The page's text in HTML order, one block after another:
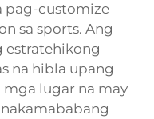
pag-customize
sa sports. Ang
estratehikong
na hibla upang
mga lugar na may